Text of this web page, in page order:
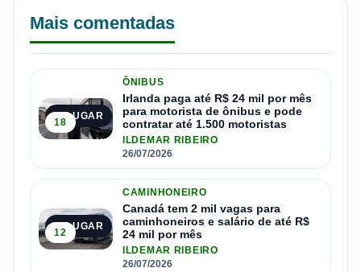
Mais comentadas
1º LUGAR
18
ÔNIBUS
Irlanda paga até R$ 24 mil por mês
para motorista de ônibus e pode
contratar até 1.500 motoristas
ILDEMAR RIBEIRO
26/07/2026
2º LUGAR
12
CAMINHONEIRO
Canadá tem 2 mil vagas para
caminhoneiros e salário de até R$
24 mil por mês
ILDEMAR RIBEIRO
26/07/2026